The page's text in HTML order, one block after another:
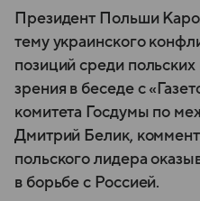
Президент Польши
тему украинского
позиций среди
зрения в беседе с
комитета Госдумы по
Дмитрий Белик,
польского лидера
в борьбе с Россией.